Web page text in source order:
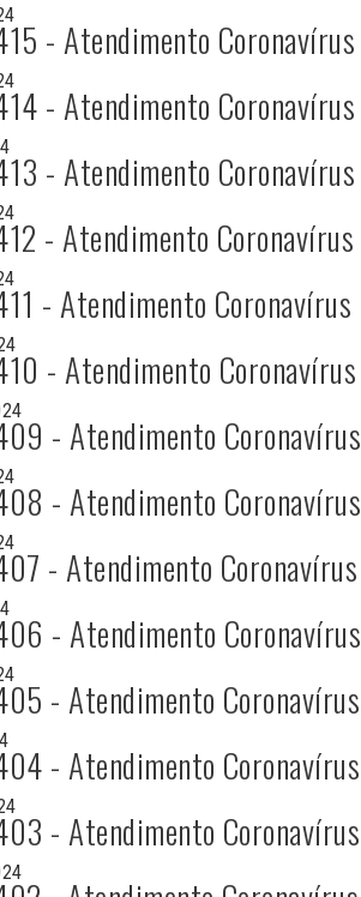
- Atendimento Coronavírus
- Atendimento Coronavírus
- Atendimento Coronavírus
- Atendimento Coronavírus
- Atendimento Coronavírus
- Atendimento Coronavírus
- Atendimento Coronavírus
- Atendimento Coronavírus
- Atendimento Coronavírus
- Atendimento Coronavírus
- Atendimento Coronavírus
- Atendimento Coronavírus
- Atendimento Coronavírus